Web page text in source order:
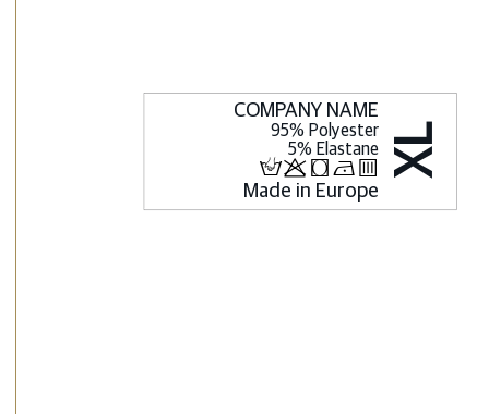
Hp jNb